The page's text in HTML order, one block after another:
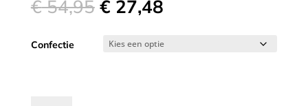
€54,95 Oorspronkelijke
was:
€ 54,95.
€ 27,48Huidige
is:
€ 27,48.
Confectie